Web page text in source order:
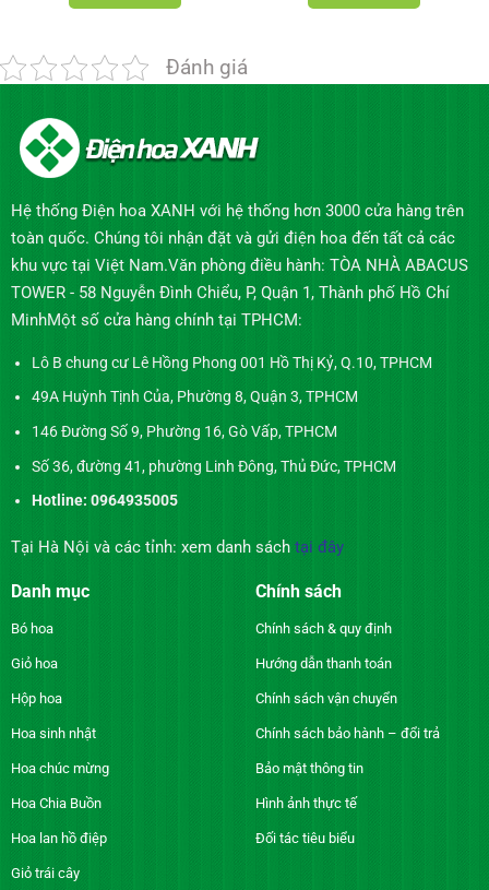
Đánh giá
Hệ thống Điện hoa XANH với hệ thống hơn 3000 cửa hàng trên
toàn quốc. Chúng tôi nhận đặt và gửi điện hoa đến tất cả các
khu vực tại Việt Nam.Văn phòng điều hành: TÒA NHÀ ABACUS
TOWER - 58 Nguyễn Đình Chiểu, P, Quận 1, Thành phố Hồ Chí
MinhMột số cửa hàng chính tại TPHCM:
Lô B chung cư Lê Hồng Phong 001 Hồ Thị Kỷ, Q.10, TPHCM
49A Huỳnh Tịnh Của, Phường 8, Quận 3, TPHCM
146 Đường Số 9, Phường 16, Gò Vấp, TPHCM
Số 36, đường 41, phường Linh Đông, Thủ Đức, TPHCM
Hotline: 0964935005
Tại Hà Nội và các tỉnh: xem danh sách tại đây
Danh mục
Bó hoa
Giỏ hoa
Hộp hoa
Hoa sinh nhật
Hoa chúc mừng
Hoa Chia Buồn
Hoa lan hồ điệp
Giỏ trái cây
Chính sách
Chính sách & quy định
Hướng dẫn thanh toán
Chính sách vận chuyển
Chính sách bảo hành – đổi trả
Bảo mật thông tin
Hình ảnh thực tế
Đối tác tiêu biểu